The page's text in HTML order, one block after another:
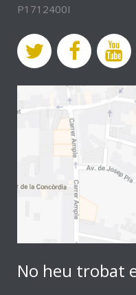
P1712400I
No heu trobat